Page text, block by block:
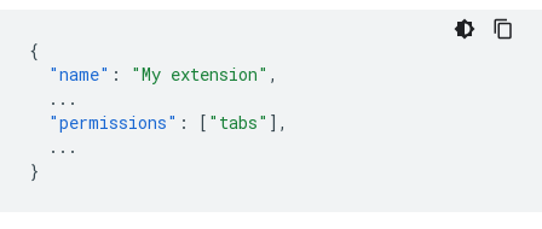
{
"name" : "My extension" ,
...
"permissions" : [ "tabs" ],
...
}